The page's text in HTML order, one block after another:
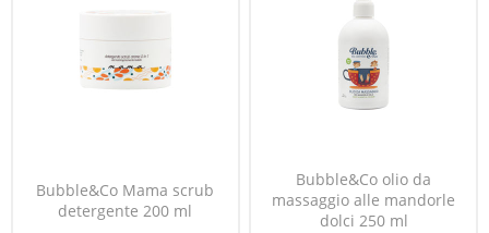
Bubble&Co Mama scrub
detergente 200 ml
Bubble&Co olio da
massaggio alle mandorle
dolci 250 ml